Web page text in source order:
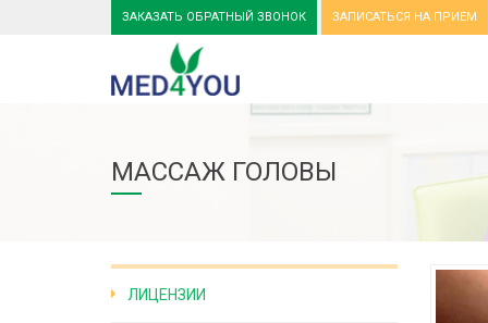
ЗАКАЗАТЬ ОБРАТНЫЙ ЗВОНОК ЗАПИСАТЬСЯ НА ПРИЕМ
МАССАЖ ГОЛОВЫ
ЛИЦЕНЗИИ